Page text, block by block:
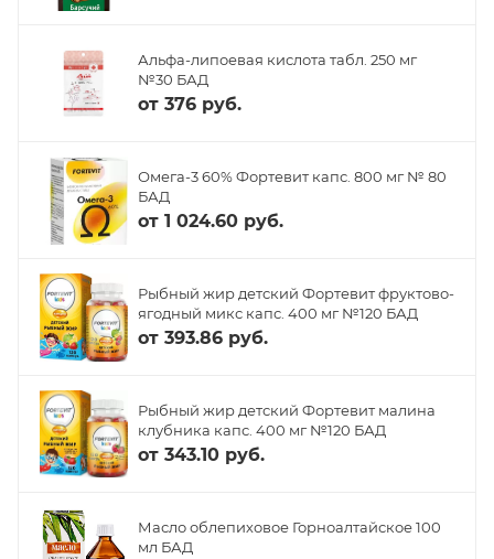
Альфа-липоевая кислота табл. 250 мг
№30 БАД
от 376 руб.
Омега-3 60% Фортевит капс. 800 мг № 80
БАД
от 1 024.60 руб.
Рыбный жир детский Фортевит фруктово-
ягодный микс капс. 400 мг №120 БАД
от 393.86 руб.
Рыбный жир детский Фортевит малина
клубника капс. 400 мг №120 БАД
от 343.10 руб.
Масло облепиховое Горноалтайское 100
мл БАД